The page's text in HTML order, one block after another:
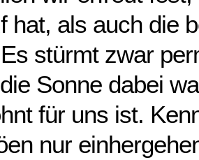
hat, als auch die
stürmt zwar
Sonne dabei
für uns ist.
nur